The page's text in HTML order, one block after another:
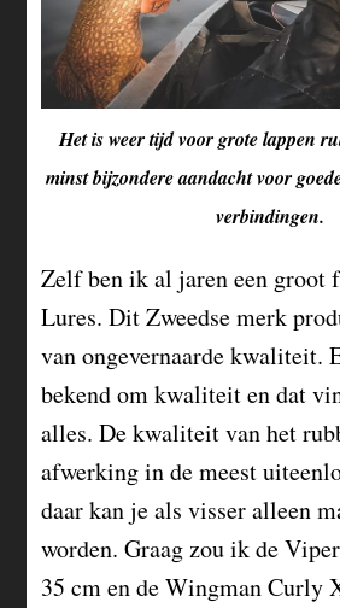
Het is weer tijd voor grote lappen
minst bijzondere aandacht voor
verbindingen.
Zelf ben ik al jaren een groot
Lures. Dit Zweedse merk
van ongevernaarde kwaliteit.
bekend om kwaliteit en dat
alles. De kwaliteit van het
afwerking in de meest
daar kan je als visser alleen
worden. Graag zou ik de
35 cm en de Wingman Curly